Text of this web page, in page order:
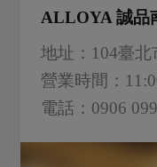
ALLOYA 誠品
地址：104臺
營業時間：
電話：0906